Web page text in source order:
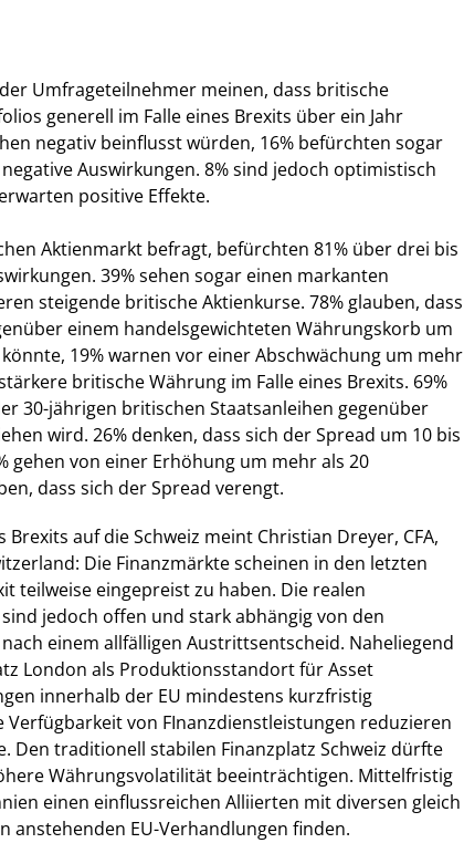
Umfrageteilnehmer meinen, dass britische
generell im Falle eines Brexits über ein Jahr
negativ beinflusst würden, 16% befürchten sogar
Auswirkungen. 8% sind jedoch optimistisch
positive Effekte.
Aktienmarkt befragt, befürchten 81% über drei bis
39% sehen sogar einen markanten
steigende britische Aktienkurse. 78% glauben, dass
einem handelsgewichteten Währungskorb um
19% warnen vor einer Abschwächung um mehr
britische Währung im Falle eines Brexits. 69%
30-jährigen britischen Staatsanleihen gegenüber
wird. 26% denken, dass sich der Spread um 10 bis
gehen von einer Erhöhung um mehr als 20
dass sich der Spread verengt.
auf die Schweiz meint Christian Dreyer, CFA,
Die Finanzmärkte scheinen in den letzten
teilweise eingepreist zu haben. Die realen
jedoch offen und stark abhängig von den
einem allfälligen Austrittsentscheid. Naheliegend
London als Produktionsstandort für Asset
innerhalb der EU mindestens kurzfristig
Verfügbarkeit von FInanzdienstleistungen reduzieren
Den traditionell stabilen Finanzplatz Schweiz dürfte
Währungsvolatilität beeinträchtigen. Mittelfristig
einen einflussreichen Alliierten mit diversen gleich
anstehenden EU-Verhandlungen finden.